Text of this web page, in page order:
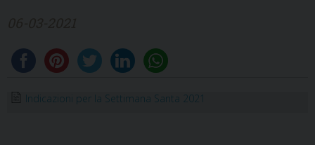
Indicazioni per la Settimana Santa 2021